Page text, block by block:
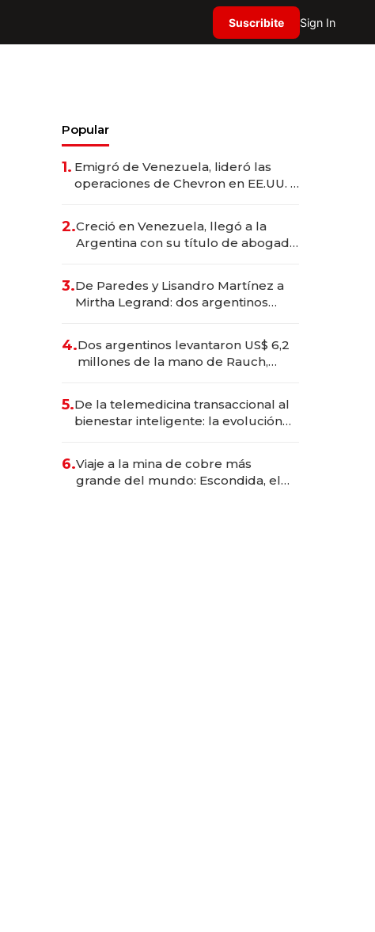
Suscribite Sign In
Popular
1. Emigró de Venezuela, lideró las
operaciones de Chevron en EE.UU. y
2.Creció en Venezuela, llegó a la
Argentina con su título de abogado
marcas "fast premium"
3.De Paredes y Lisandro Martínez a
Mirtha Legrand: dos argentinos
deportivo y el cuidado corporal
4.Dos argentinos levantaron US$ 6,2
millones de la mano de Rauch,
5.De la telemedicina transaccional al
bienestar inteligente: la evolución
6.Viaje a la mina de cobre más
grande del mundo: Escondida, el